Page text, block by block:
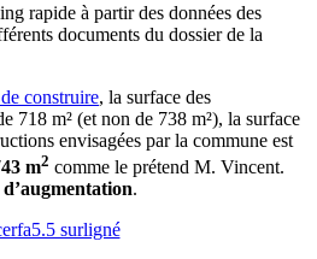
rapide à partir des données des
documents du dossier de la
construire, la surface des
718 m² (et non de 738 m²), la surface
envisagées par la commune est
m2 comme le prétend M. Vincent.
d’augmentation.